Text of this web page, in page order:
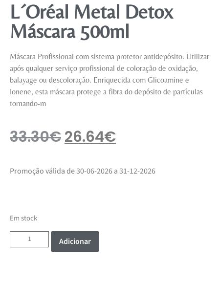
L´Oréal Metal Detox
Máscara 500ml
Máscara Profissional com sistema protetor antidepósito. Utilizar
após qualquer serviço profissional de coloração de oxidação,
balayage ou descoloração. Enriquecida com Glicoamine e
Ionene, esta máscara protege a fibra do depósito de partículas
tornando-m
33.30€26.64€
Promoção válida de 30-06-2026 a 31-12-2026
Em stock
Adicionar